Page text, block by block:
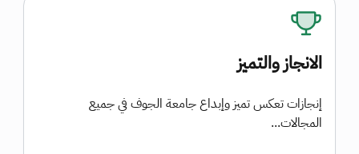
الانجاز والتميز
إنجازات تعكس تميز وإبداع جامعة الجوف في جميع
المجالات...